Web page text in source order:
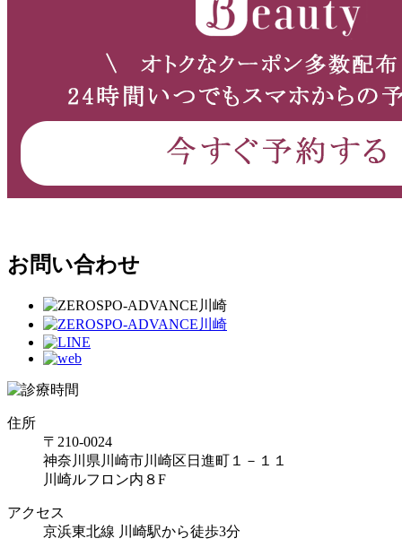
お問い合わせ
住所
〒210-0024
神奈川県川崎市川崎区日進町１－１１
川崎ルフロン内８F
アクセス
京浜東北線 川崎駅から徒歩3分